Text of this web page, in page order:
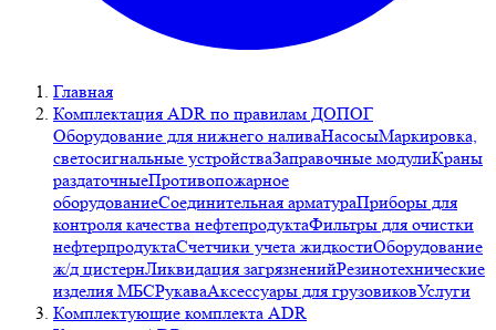
Главная
Комплектация ADR по правилам ДОПОГ
Оборудование для нижнего наливаНасосыМаркировка,
светосигнальные устройстваЗаправочные модулиКраны
раздаточныеПротивопожарное
оборудованиеСоединительная арматураПриборы для
контроля качества нефтепродуктаФильтры для очистки
нефтерпродуктаСчетчики учета жидкостиОборудование
ж/д цистернЛиквидация загрязненийРезинотехнические
изделия МБСРукаваАксессуары для грузовиковУслуги
Комплектующие комплекта ADR